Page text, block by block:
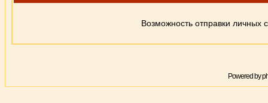
Возможность отправки
Powered by